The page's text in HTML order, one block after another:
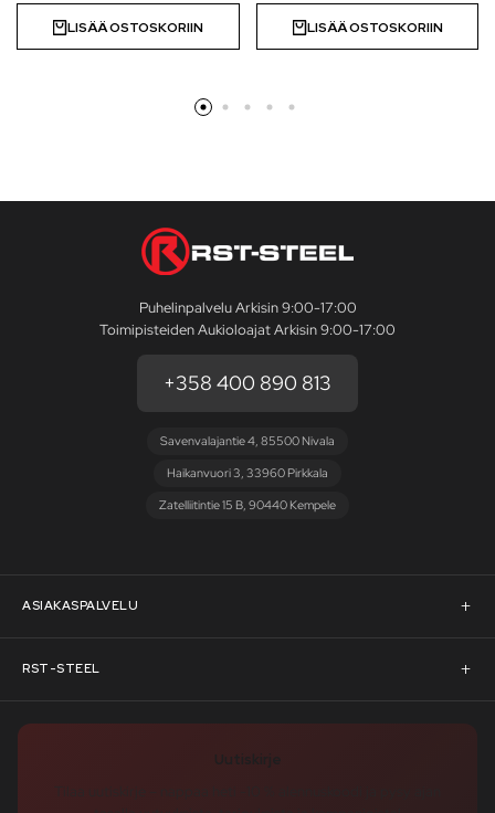
LISÄÄ OSTOSKORIIN LISÄÄ OSTOSKORIIN
Puhelinpalvelu Arkisin 9:00-17:00
Toimipisteiden Aukioloajat Arkisin 9:00-17:00
+358 400 890 813
Savenvalajantie 4, 85500 Nivala
Haikanvuori 3, 33960 Pirkkala
Zatelliitintie 15 B, 90440 Kempele
ASIAKASPALVELU
Asiakaspalvelu
Pyydä tarjous
RST-STEEL
RST-Steelin tarina
Uutiskirje